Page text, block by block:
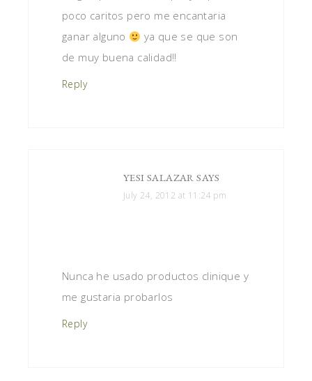
poco caritos pero me encantaria
ganar alguno
ya que se que son
de muy buena calidad!!
Reply
YESI SALAZAR SAYS
July 24, 2012 at 11:24 pm
Nunca he usado productos clinique y
me gustaria probarlos
Reply